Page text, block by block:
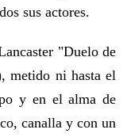
sus actores.
"Duelo de
metido ni hasta el
y en el alma de
canalla y con un